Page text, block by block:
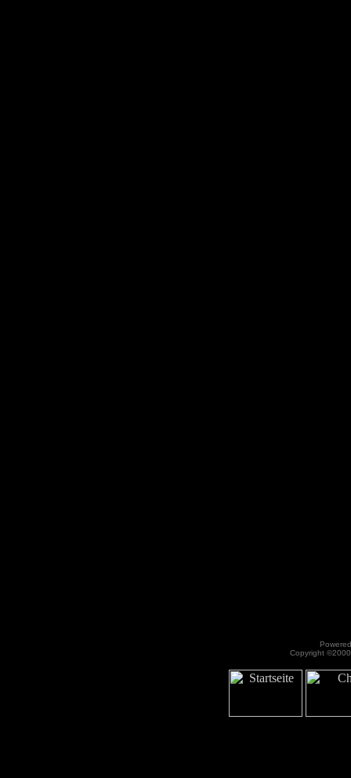
Copyright